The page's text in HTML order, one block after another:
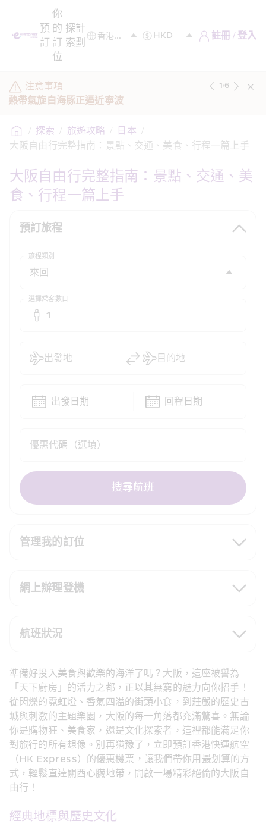
預
訂
你
的
訂
位
探
索
計
劃
註冊 / 登入
注意事項
熱帶氣旋白海豚正逼近寧波
1/6
/ 探索 / 旅遊攻略 / 日本 /
大阪自由行完整指南：景點、交通、美食、行程一篇上手
大阪自由行完整指南：景點、交通、美
食、行程一篇上手
預訂旅程
管理我的訂位
網上辦理登機
航班狀況
旅程類別
選擇乘客數目
1
優惠代碼（選填）
出發地 目的地
出發日期 回程日期
搜尋航班
準備好投入美食與歡樂的海洋了嗎？大阪，這座被譽為
「天下廚房」的活力之都，正以其無窮的魅力向你招手！
從閃爍的霓虹燈、香氣四溢的街頭小食，到莊嚴的歷史古
城與刺激的主題樂園，大阪的每一角落都充滿驚喜。無論
你是購物狂、美食家，還是文化探索者，這裡都能滿足你
對旅行的所有想像。別再猶豫了，立即預訂香港快運航空
（HK Express）的優惠機票，讓我們帶你用最划算的方
式，輕鬆直達關西心臟地帶，開啟一場精彩絕倫的大阪自
由行！
經典地標與歷史文化